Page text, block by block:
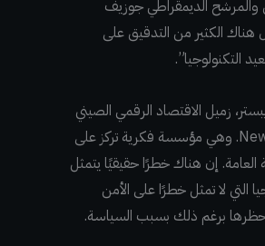
والمرشح الديمقراطي جوزيف
هناك الكثير من التدقيق على
التكنولوجيا”.
زميل الاقتصاد الرقمي الصيني
في New America. وهي مؤسسة فكرية تركز على
العامة. إن هناك خطرًا حقيقيًا يتمثل
التي لا تمثل خطرًا على الأمن
برغم ذلك بسبب السياسة.